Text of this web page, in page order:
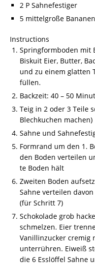
2 P Sahnefestiger
5 mittelgroße Bananen
Instructions
Springformboden mit
Biskuit Eier, Butter,
und zu einem glatten
füllen.
Backzeit: 40 – 50
Teig in 2 oder 3 Teile
Blechkuchen machen)
Sahne und
Formrand um den 1.
den Boden verteilen
te Boden hält
Zweiten Boden
Sahne verteilen
(für Schritt 7)
Schokolade grob
schmelzen. Eier
Vanillinzucker cremig
unterrühren. Eiweiß
die 6 Esslöffel Sahne